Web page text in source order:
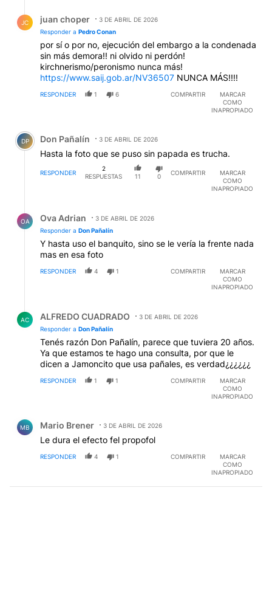
JC juan choper
3 DE ABRIL DE 2026
Responder a Pedro Conan
por sí o por no, ejecución del embargo a la condenada
sin más demora!! ni olvido ni perdón!
kirchnerismo/peronismo nunca más!
https://www.saij.gob.ar/NV36507 NUNCA MÁS!!!!
RESPONDER 1 6 COMPARTIR
MARCAR
COMO
INAPROPIADO
Comentario de Don Pañalín.
DP Don Pañalín 3 DE ABRIL DE 2026
Hasta la foto que se puso sin papada es trucha.
RESPONDER
2
RESPUESTAS
11 0
COMPARTIR
MARCAR
COMO
INAPROPIADO
OA Ova Adrian
3 DE ABRIL DE 2026
Responder a Don Pañalín
Y hasta uso el banquito, sino se le vería la frente nada
mas en esa foto
RESPONDER 4 1 COMPARTIR
MARCAR
COMO
INAPROPIADO
AC ALFREDO CUADRADO
3 DE ABRIL DE 2026
Responder a Don Pañalín
Tenés razón Don Pañalín, parece que tuviera 20 años.
Ya que estamos te hago una consulta, por que le
dicen a Jamoncito que usa pañales, es verdad¿¿¿¿¿¿
RESPONDER 1 1 COMPARTIR
MARCAR
COMO
INAPROPIADO
MB Mario Brener 3 DE ABRIL DE 2026
Le dura el efecto fel propofol
RESPONDER 4 1 COMPARTIR
MARCAR
COMO
INAPROPIADO